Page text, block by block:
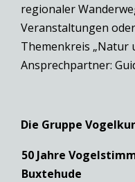
regionaler
Veranstaltungen
Themenkreis „Natur
Ansprechpartner:
Die Gruppe
50 Jahre
Buxtehude